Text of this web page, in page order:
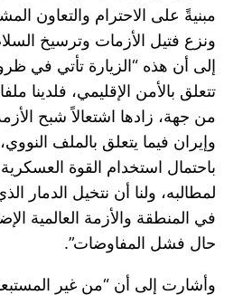
مبنيةً على الاحترام والتعاون
ونزع فتيل الأزمات وترسيخ
إلى أن هذه “الزيارة تأتي في
تتعلق بالأمن الإقليمي، فلدينا
من جهة، زادها اشتعالاً شبح
وإيران فيما يتعلق بالملف
باحتمال استخدام القوة العسكرية
لمطالبه، ولنا أن نتخيل الدمار
في المنطقة والأزمة العالمية
حال فشل المفاوضات”.
وأشارت إلى أن “من غير